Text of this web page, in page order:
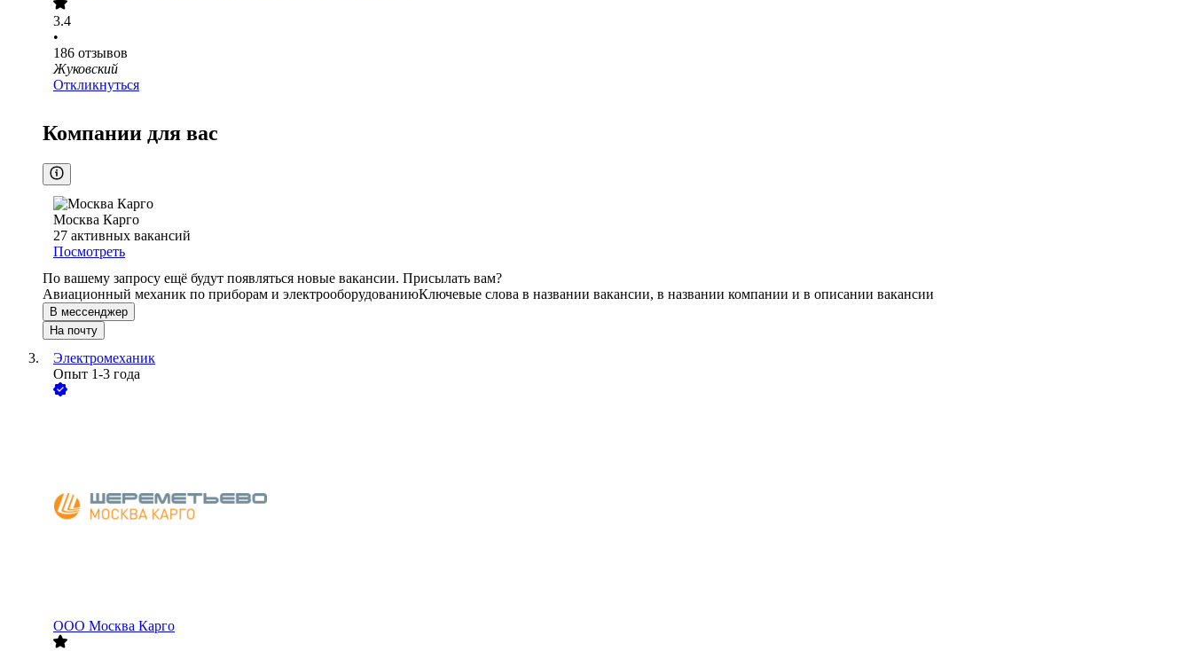
3.4
•
186 отзывов
Жуковский
Откликнуться
Компании для вас
Москва Карго
27 активных вакансий
Посмотреть
По вашему запросу ещё будут появляться новые вакансии. Присылать вам?
Авиационный механик по приборам и электрооборудованиюКлючевые слова в названии вакансии, в названии компании и в описании вакансии
В мессенджер
На почту
Электромеханик
Опыт 1-3 года
ООО Москва Карго